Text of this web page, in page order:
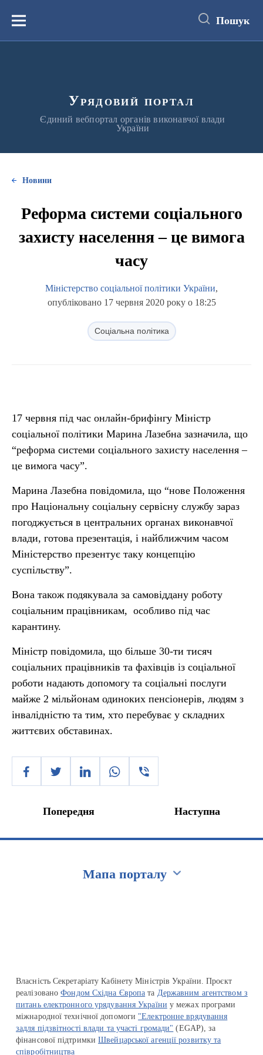
вмістуМеню Пошук
Урядовий портал
Єдиний вебпортал органів виконавчої влади
України
Новини
Реформа системи соціального
захисту населення – це вимога
часу
Міністерство соціальної політики України,
опубліковано 17 червня 2020 року о 18:25
Соціальна політика
17 червня під час онлайн-брифінгу Міністр
соціальної політики Марина Лазебна зазначила, що
“реформа системи соціального захисту населення –
це вимога часу”.
Марина Лазебна повідомила, що “нове Положення
про Національну соціальну сервісну службу зараз
погоджується в центральних органах виконавчої
влади, готова презентація, і найближчим часом
Міністерство презентує таку концепцію
суспільству”.
Вона також подякувала за самовіддану роботу
соціальним працівникам, особливо під час
карантину.
Міністр повідомила, що більше 30-ти тисяч
соціальних працівників та фахівців із соціальної
роботи надають допомогу та соціальні послуги
майже 2 мільйонам одиноких пенсіонерів, людям з
інвалідністю та тим, хто перебуває у складних
життєвих обставинах.
Попередня Наступна
Мапа порталу
Власність Секретаріату Кабінету Міністрів України. Проєкт
реалізованоФондом Східна Європа та Державним агентством з
питань електронного урядування України у межах програми
міжнародної технічної допомоги "Електронне врядування
задля підзвітності влади та участі громади" (EGAP), за
фінансової підтримкиШвейцарської агенції розвитку та
співробітництва